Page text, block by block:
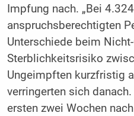
Impfung nach. „Bei
anspruchsberechtigten
Unterschiede beim
Sterblichkeitsrisiko
Ungeimpften kurzfristig
verringerten sich
ersten zwei Wochen